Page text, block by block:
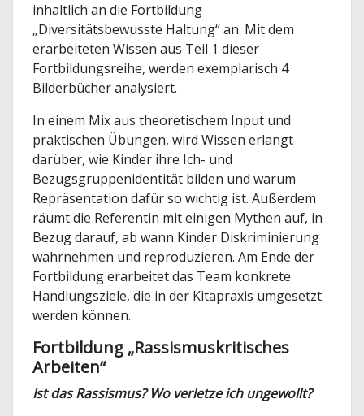
inhaltlich an die Fortbildung
„Diversitätsbewusste Haltung“ an. Mit dem
erarbeiteten Wissen aus Teil 1 dieser
Fortbildungsreihe, werden exemplarisch 4
Bilderbücher analysiert.
In einem Mix aus theoretischem Input und
praktischen Übungen, wird Wissen erlangt
darüber, wie Kinder ihre Ich- und
Bezugsgruppenidentität bilden und warum
Repräsentation dafür so wichtig ist. Außerdem
räumt die Referentin mit einigen Mythen auf, in
Bezug darauf, ab wann Kinder Diskriminierung
wahrnehmen und reproduzieren. Am Ende der
Fortbildung erarbeitet das Team konkrete
Handlungsziele, die in der Kitapraxis umgesetzt
werden können.
Fortbildung „Rassismuskritisches
Arbeiten“
Ist das Rassismus? Wo verletze ich ungewollt?